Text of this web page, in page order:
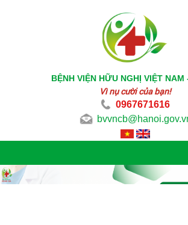
BỆNH VIỆN HỮU NGHỊ VIỆT NAM
Vì nụ cười của bạn!
0967671616